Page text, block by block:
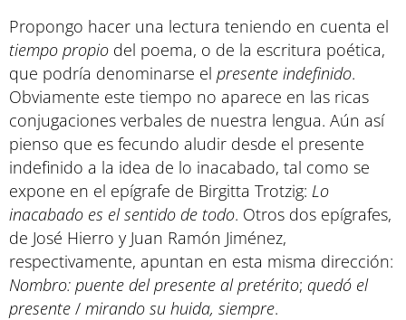
Propongo hacer una lectura teniendo en cuenta el
tiempo propio del poema, o de la escritura poética,
que podría denominarse el presente indefinido.
Obviamente este tiempo no aparece en las ricas
conjugaciones verbales de nuestra lengua. Aún así
pienso que es fecundo aludir desde el presente
indefinido a la idea de lo inacabado, tal como se
expone en el epígrafe de Birgitta Trotzig: Lo
inacabado es el sentido de todo. Otros dos epígrafes,
de José Hierro y Juan Ramón Jiménez,
respectivamente, apuntan en esta misma dirección:
Nombro: puente del presente al pretérito; quedó el
presente / mirando su huida, siempre.